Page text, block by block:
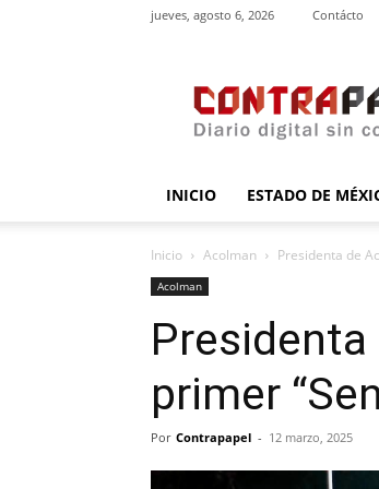
jueves, agosto 6, 2026 Contácto
INICIO ESTADO DE
Inicio Acolman Presidenta de
Acolman
Presidenta
primer
Por Contrapapel - 12 marzo, 2025